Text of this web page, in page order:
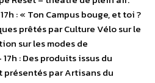
: « Ton Campus bouge, et toi ?
prêtés par Culture Vélo sur le
sur les modes de
: Des produits issus du
par Artisans du